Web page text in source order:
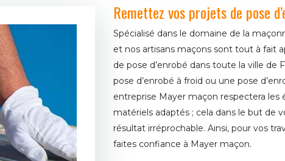
Remettez vos projets de pose
Spécialisé dans le domaine de la
et nos artisans maçons sont tout à fait
de pose d’enrobé dans toute la ville de
pose d’enrobé à froid ou une pose
entreprise Mayer maçon respectera les
matériels adaptés ; cela dans le but de
résultat irréprochable. Ainsi, pour vos
faites confiance à Mayer maçon.